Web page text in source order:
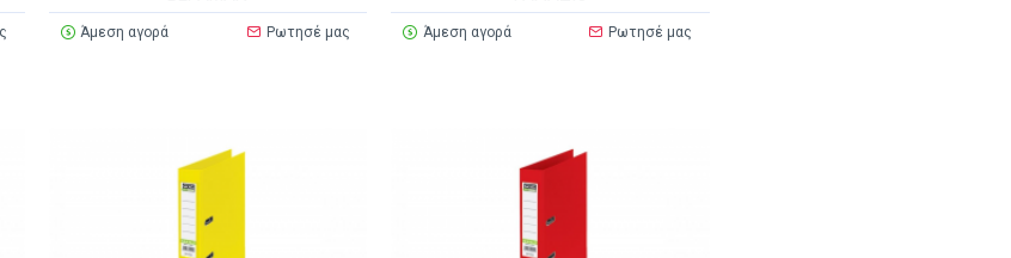
Άμεση αγορά Ρωτησέ μας Άμεση αγορά Ρωτησέ μας